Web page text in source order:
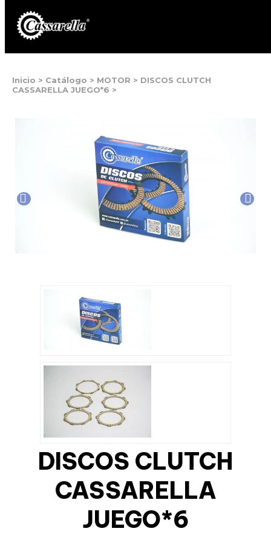
Inicio > Catálogo > MOTOR > DISCOS CLUTCH
CASSARELLA JUEGO*6 >
DISCOS CLUTCH
CASSARELLA
JUEGO*6